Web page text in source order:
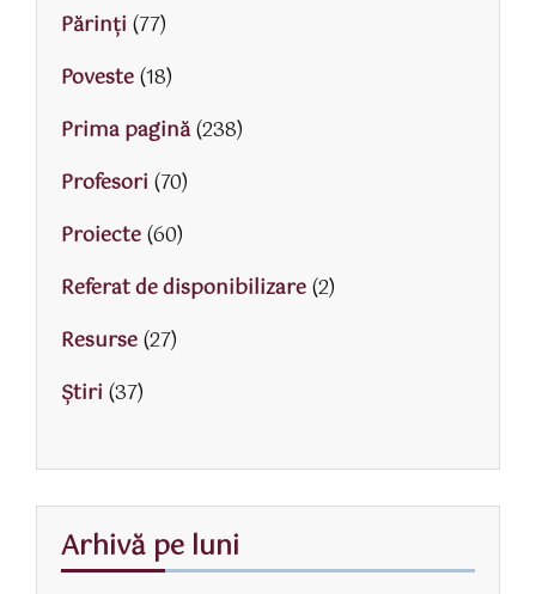
Părinţi (77)
Poveste(18)
Prima pagină(238)
Profesori (70)
Proiecte(60)
Referat de disponibilizare(2)
Resurse(27)
Știri (37)
Arhivă pe luni